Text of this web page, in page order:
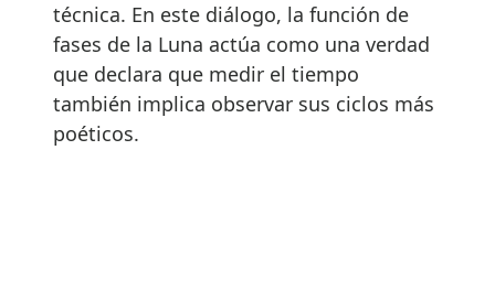
técnica. En este diálogo, la función de
fases de la Luna actúa como una verdad
que declara que medir el tiempo
también implica observar sus ciclos más
poéticos.